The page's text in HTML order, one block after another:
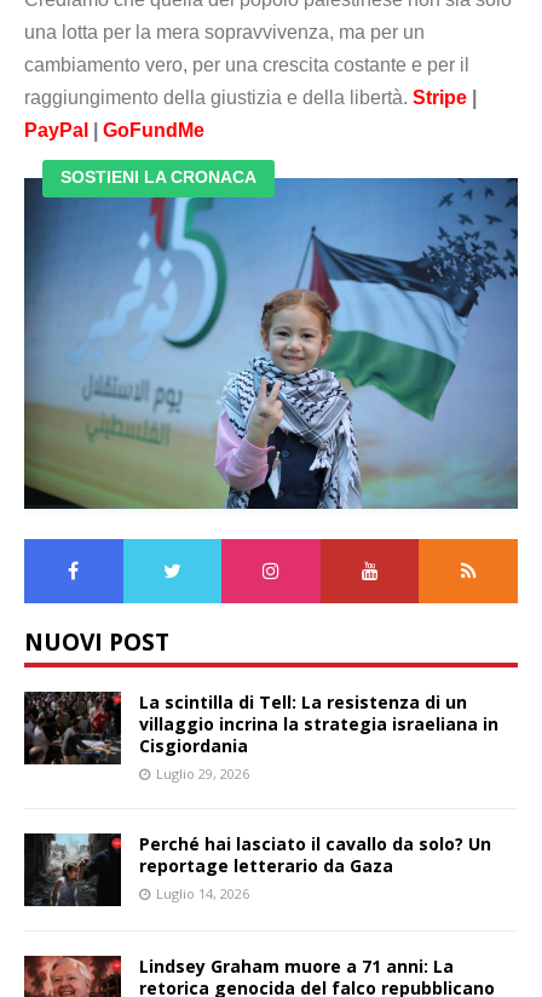
una lotta per la mera sopravvivenza, ma per un
cambiamento vero, per una crescita costante e per il
raggiungimento della giustizia e della libertà. Stripe
PayPal
GoFundMe
SOSTIENI LA CRONACA
NUOVI POST
La scintilla di Tell: La resistenza di un
villaggio incrina la strategia israeliana in
Cisgiordania
Luglio 29, 2026
Perché hai lasciato il cavallo da solo? Un
reportage letterario da Gaza
Luglio 14, 2026
Lindsey Graham muore a 71 anni: La
retorica genocida del falco repubblicano